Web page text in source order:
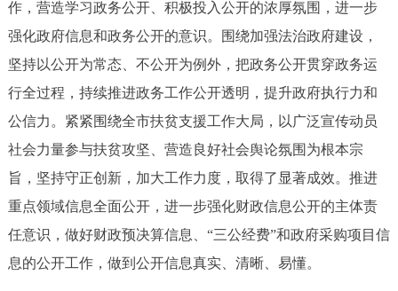
走进北京
北京概况 十六区概览 人文北京
绿色北京 图说北京 视频北京
多语种
ENGLISH 한국어 日本語
DEUTSCH FRANÇAIS РУССКИЙ ЯЗЫК
作，营造学习政务公开、积极投入公开的浓厚氛围，进一步
强化政府信息和政务公开的意识。围绕加强法治政府建设，
坚持以公开为常态、不公开为例外，把政务公开贯穿政务运
行全过程，持续推进政务工作公开透明，提升政府执行力和
公信力。紧紧围绕全市扶贫支援工作大局，以广泛宣传动员
社会力量参与扶贫攻坚、营造良好社会舆论氛围为根本宗
旨，坚持守正创新，加大工作力度，取得了显著成效。推进
重点领域信息全面公开，进一步强化财政信息公开的主体责
任意识，做好财政预决算信息、“三公经费”和政府采购项目信
息的公开工作，做到公开信息真实、清晰、易懂。